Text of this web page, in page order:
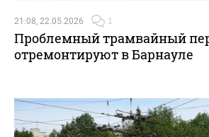
21:08, 22.05.2026 1
Проблемный трамвайный
отремонтируют в Барнауле